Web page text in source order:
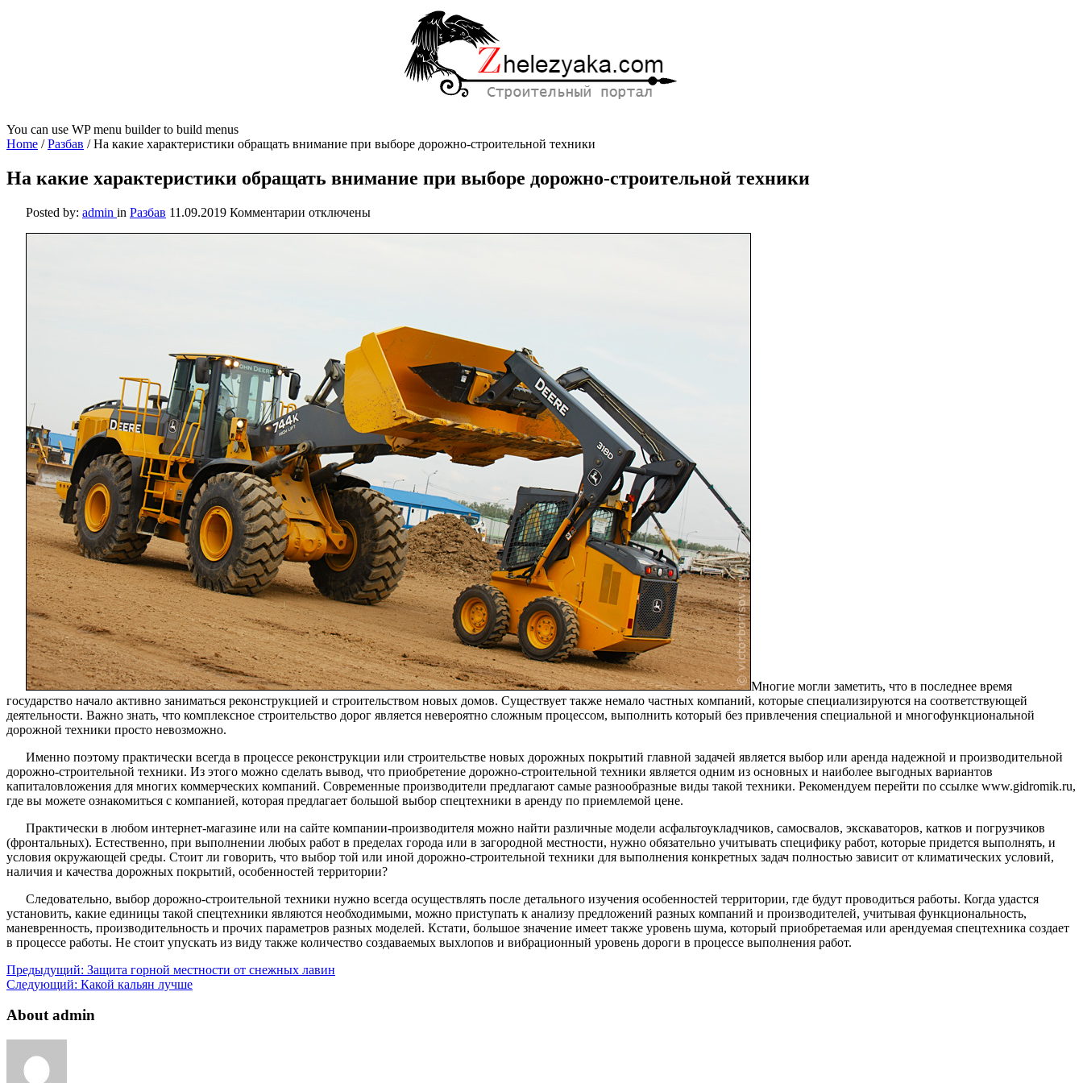
You can use WP menu builder to build menus
Home /Разбав /На какие характеристики обращать внимание при выборе дорожно-строительной техники
На какие характеристики обращать внимание при выборе дорожно-строительной техники
Posted by: admin in Разбав 11.09.2019 Комментарии
к
строительной
техники
отключены
Многие могли заметить, что в последнее время
государство начало активно заниматься реконструкцией и строительством новых домов. Существует также немало частных компаний, которые специализируются на соответствующей
деятельности. Важно знать, что комплексное строительство дорог является невероятно сложным процессом, выполнить который без привлечения специальной и многофункциональной
дорожной техники просто невозможно.
Именно поэтому практически всегда в процессе реконструкции или строительстве новых дорожных покрытий главной задачей является выбор или аренда надежной и производительной
дорожно-строительной техники. Из этого можно сделать вывод, что приобретение дорожно-строительной техники является одним из основных и наиболее выгодных вариантов
капиталовложения для многих коммерческих компаний. Современные производители предлагают самые разнообразные виды такой техники. Рекомендуем перейти по ссылке www.gidromik.ru,
где вы можете ознакомиться с компанией, которая предлагает большой выбор спецтехники в аренду по приемлемой цене.
Практически в любом интернет-магазине или на сайте компании-производителя можно найти различные модели асфальтоукладчиков, самосвалов, экскаваторов, катков и погрузчиков
(фронтальных). Естественно, при выполнении любых работ в пределах города или в загородной местности, нужно обязательно учитывать специфику работ, которые придется выполнять, и
условия окружающей среды. Стоит ли говорить, что выбор той или иной дорожно-строительной техники для выполнения конкретных задач полностью зависит от климатических условий,
наличия и качества дорожных покрытий, особенностей территории?
Следовательно, выбор дорожно-строительной техники нужно всегда осуществлять после детального изучения особенностей территории, где будут проводиться работы. Когда удастся
установить, какие единицы такой спецтехники являются необходимыми, можно приступать к анализу предложений разных компаний и производителей, учитывая функциональность,
маневренность, производительность и прочих параметров разных моделей. Кстати, большое значение имеет также уровень шума, который приобретаемая или арендуемая спецтехника создает
в процессе работы. Не стоит упускать из виду также количество создаваемых выхлопов и вибрационный уровень дороги в процессе выполнения работ.
Предыдущий: Защита горной местности от снежных лавин
Следующий: Какой кальян лучше
About admin